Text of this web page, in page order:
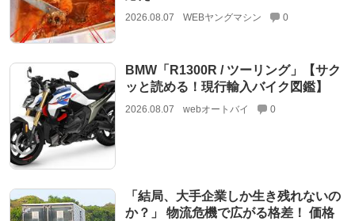
2026.08.07 WEBヤングマシン 0
BMW「R1300R / ツーリング」【サク
ッと読める！現行輸入バイク図鑑】
2026.08.07 webオートバイ 0
「結局、大手企業しか生き残れないの
か？」 物流危機で広がる格差！ 価格